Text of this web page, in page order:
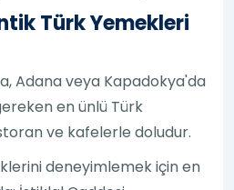
Türk Yemekleri
Adana veya Kapadokya'da
en ünlü Türk
ve kafelerle doludur.
deneyimlemek için en